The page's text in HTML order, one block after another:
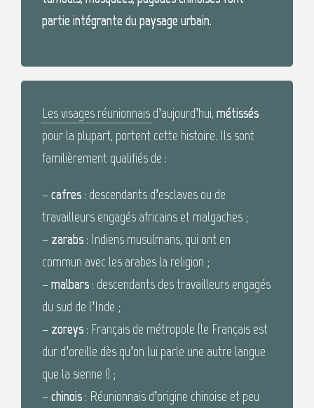
partie intégrante du paysage urbain.
Les visages réunionnais d’aujourd’hui, métissés
pour la plupart, portent cette histoire. Ils sont
familièrement qualifiés de :
– cafres : descendants d’esclaves ou de
travailleurs engagés africains et malgaches ;
– zarabs : Indiens musulmans, qui ont en
commun avec les arabes la religion ;
– malbars : descendants des travailleurs engagés
du sud de l’Inde ;
– zoreys : Français de métropole (le Français est
dur d’oreille dès qu’on lui parle une autre langue
que la sienne !) ;
– chinois : Réunionnais d’origine chinoise et peu